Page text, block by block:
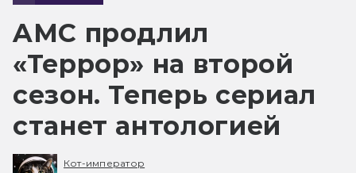
AMC продлил
«Террор» на второй
сезон. Теперь сериал
станет антологией
Кот-император